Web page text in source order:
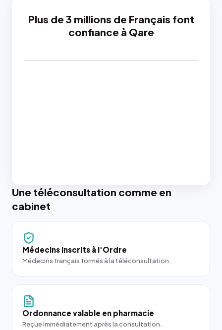
Plus de 3 millions de Français font
confiance à Qare
Une téléconsultation comme en
cabinet
Médecins inscrits à l'Ordre
Médecins français formés à la téléconsultation.
Ordonnance valable en pharmacie
Reçue immédiatement après la consultation.